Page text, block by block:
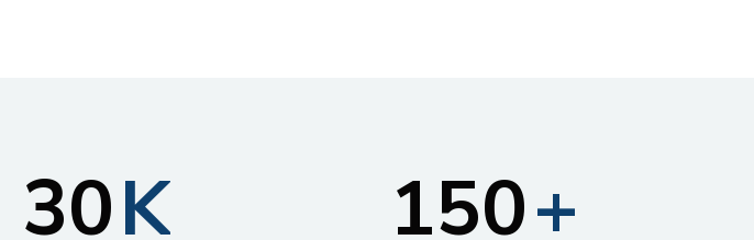
30K
150+